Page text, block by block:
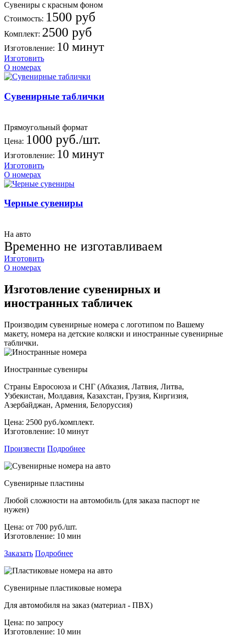
Сувениры с красным фоном
Стоимость: 1500 руб
Комплект: 2500 руб
Изготовление: 10 минут
Изготовить
О номерах
Сувенирные таблички
Прямоугольный формат
Цена: 1000 руб./шт.
Изготовление: 10 минут
Изготовить
О номерах
Черные сувениры
На авто
Временно не изготавливаем
Изготовить
О номерах
Изготовление сувенирных и
иностранных табличек
Производим сувенирные номера с логотипом по Вашему
макету, номера на детские коляски и иностранные сувенирные
таблички.
Иностранные сувениры
Страны Евросоюза и СНГ (Абхазия, Латвия, Литва,
Узбекистан, Молдавия, Казахстан, Грузия, Киргизия,
Азербайджан, Армения, Белоруссия)
Цена: 2500 руб./комплект.
Изготовление: 10 минут
Произвести Подробнее
Сувенирные пластины
Любой сложности на автомобиль (для заказа паспорт не
нужен)
Цена: от 700 руб./шт.
Изготовление: 10 мин
Заказать Подробнее
Сувенирные пластиковые номера
Для автомобиля на заказ (материал - ПВХ)
Цена: по запросу
Изготовление: 10 мин